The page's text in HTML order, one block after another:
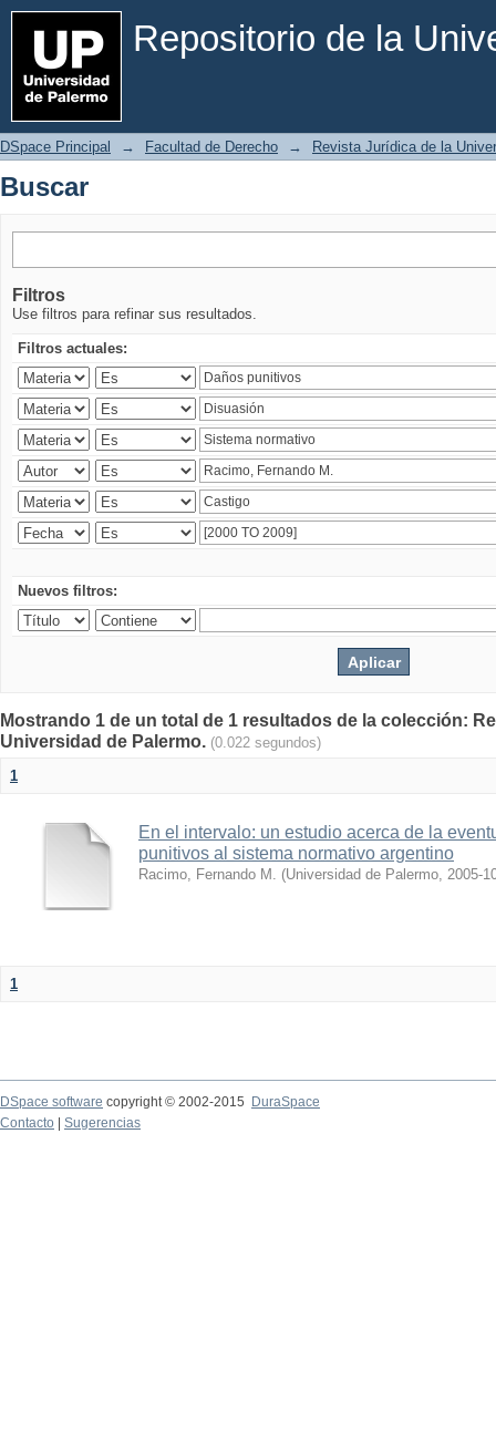
Repositorio de la
Buscar
DSpace Principal → Facultad de Derecho → Revista Jurídica de la
Buscar
Filtros
Use filtros para refinar sus resultados.
Filtros actuales:
Nuevos filtros:
Mostrando 1 de un total de 1 resultados de la colección:
Universidad de Palermo. (0.022 segundos)
1
En el intervalo: un estudio acerca de la
punitivos al sistema normativo argentino
Racimo, Fernando M. (Universidad de Palermo, 2005-
1
DSpace software copyright © 2002-2015
DuraSpace
Contacto
Sugerencias